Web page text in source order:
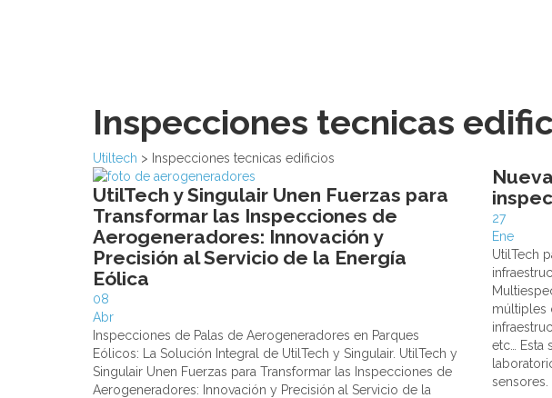
Inspecciones tecnicas
Utiltech > Inspecciones tecnicas edificios
UtilTech y Singulair Unen Fuerzas para
Transformar las Inspecciones de
Aerogeneradores: Innovación y
Precisión al Servicio de la Energía
Eólica
08
Abr
Inspecciones de Palas de Aerogeneradores en Parques
Eólicos: La Solución Integral de UtilTech y Singulair. UtilTech y
Singulair Unen Fuerzas para Transformar las Inspecciones de
Aerogeneradores: Innovación y Precisión al Servicio de la
27
Ene
UtilTech
múltiples
etc… Esta
sensores.